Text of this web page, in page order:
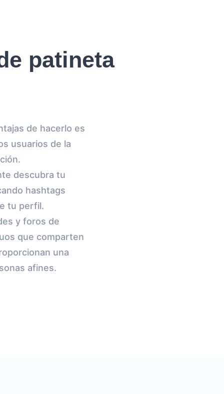
patineta
de hacerlo es
usuarios de la
descubra tu
hashtags
tu perfil.
y foros de
que comparten
una
afines.